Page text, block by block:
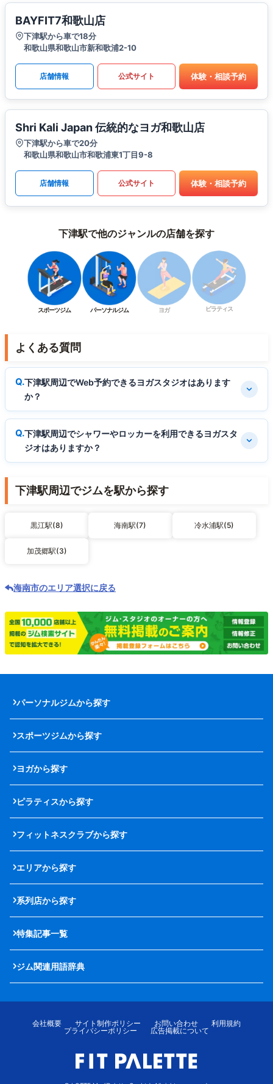
BAYFIT7和歌山店
下津駅から車で18分
和歌山県和歌山市新和歌浦2-10
店舗情報 公式サイト 体験・相談予約
Shri Kali Japan 伝統的なヨガ和歌山店
下津駅から車で20分
和歌山県和歌山市和歌浦東1丁目9-8
店舗情報 公式サイト 体験・相談予約
下津駅で他のジャンルの店舗を探す
スポーツジム パーソナルジム ヨガ ピラティス
よくある質問
下津駅周辺でWeb予約できるヨガスタジオはあります
か？
下津駅周辺でシャワーやロッカーを利用できるヨガスタ
ジオはありますか？
下津駅周辺でジムを駅から探す
黒江駅(8) 海南駅(7) 冷水浦駅(5)
加茂郷駅(3)
海南市のエリア選択に戻る
パーソナルジムから探す
スポーツジムから探す
ヨガから探す
ピラティスから探す
フィットネスクラブから探す
エリアから探す
系列店から探す
特集記事一覧
ジム関連用語辞典
会社概要 サイト制作ポリシー お問い合わせ
利用規約
プライバシーポリシー
広告掲載について